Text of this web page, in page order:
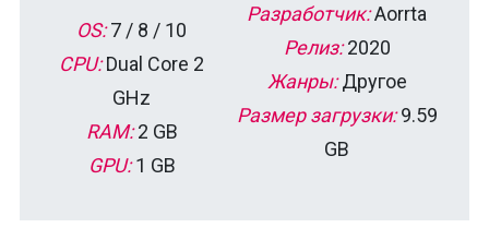
OS:7 / 8 / 10
CPU:Dual Core 2
GHz
RAM:2 GB
GPU:1 GB
Разработчик:Aorrta
Релиз:2020
Жанры:Другое
Размер загрузки:9.59
GB